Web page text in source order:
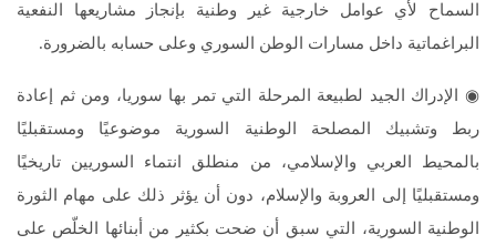
السماح لأي عوامل خارجية غير وطنية بإنجاز مشاريعها النفعية
البراغماتية داخل مسارات الوطن السوري وعلى حسابه بالضرورة.
◉ الإدراك الجيد لطبيعة المرحلة التي تمر بها سوريا، ومن ثم إعادة
ربط وتشبيك المصلحة الوطنية السورية موضوعيًا ومستقبليًا
بالمحيط العربي والإسلامي، من منطلق انتماء السوريين تاريخيًا
ومستقبليًا إلى العروبة والإسلام، دون أن يؤثر ذلك على مهام الثورة
الوطنية السورية، التي سبق أن ضحت بكثير من أبنائها الخلّص على